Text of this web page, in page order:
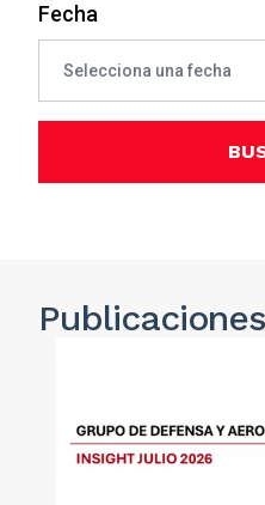
Fecha
Publicaciones